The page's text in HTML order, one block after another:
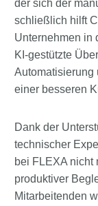
der sich der
schließlich hilft
Unternehmen in
KI-gestützte
Automatisierung
einer besseren
Dank der
technischer
bei FLEXA nicht
produktiver
Mitarbeitenden